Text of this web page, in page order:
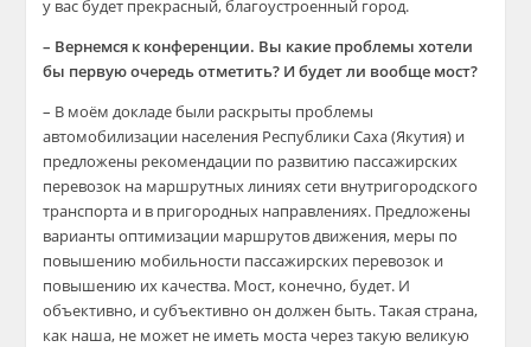
у вас будет прекрасный, благоустроенный город.
– Вернемся к конференции. Вы какие проблемы хотели
бы первую очередь отметить? И будет ли вообще мост?
– В моём докладе были раскрыты проблемы
автомобилизации населения Республики Саха (Якутия) и
предложены рекомендации по развитию пассажирских
перевозок на маршрутных линиях сети внутригородского
транспорта и в пригородных направлениях. Предложены
варианты оптимизации маршрутов движения, меры по
повышению мобильности пассажирских перевозок и
повышению их качества. Мост, конечно, будет. И
объективно, и субъективно он должен быть. Такая страна,
как наша, не может не иметь моста через такую великую